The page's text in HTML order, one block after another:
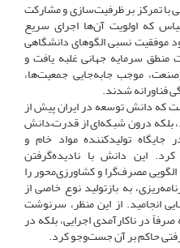
با تمرکز بر ظرفیت‌سازی و مشارکت
که اولویت آن‌ها اجرای سریع
موفقیت نسبی الگوهای دانشگاهی
منطق سرمایه جهانی غلبه یافت و
موجب جابه‌جایی جمعیت‌ها،
فناورانه شدند.
که دانش توسعه در ایران پیش از
بلکه درون شبکه‌ای از قدرت–دانش
تولیدکننده مواد خام و
کرد. این دانش با نادیده‌گرفتن
مصرف‌گرا و کشاورزی‌محور را
به بازتولید نوع خاصی از
انجامید. از این منظر، سرنوشت
صرفاً در ناکارآمدی اجرایی، بلکه در
حاکم بر آن جست‌وجو کرد.